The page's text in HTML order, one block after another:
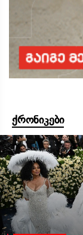
ქრონიკები